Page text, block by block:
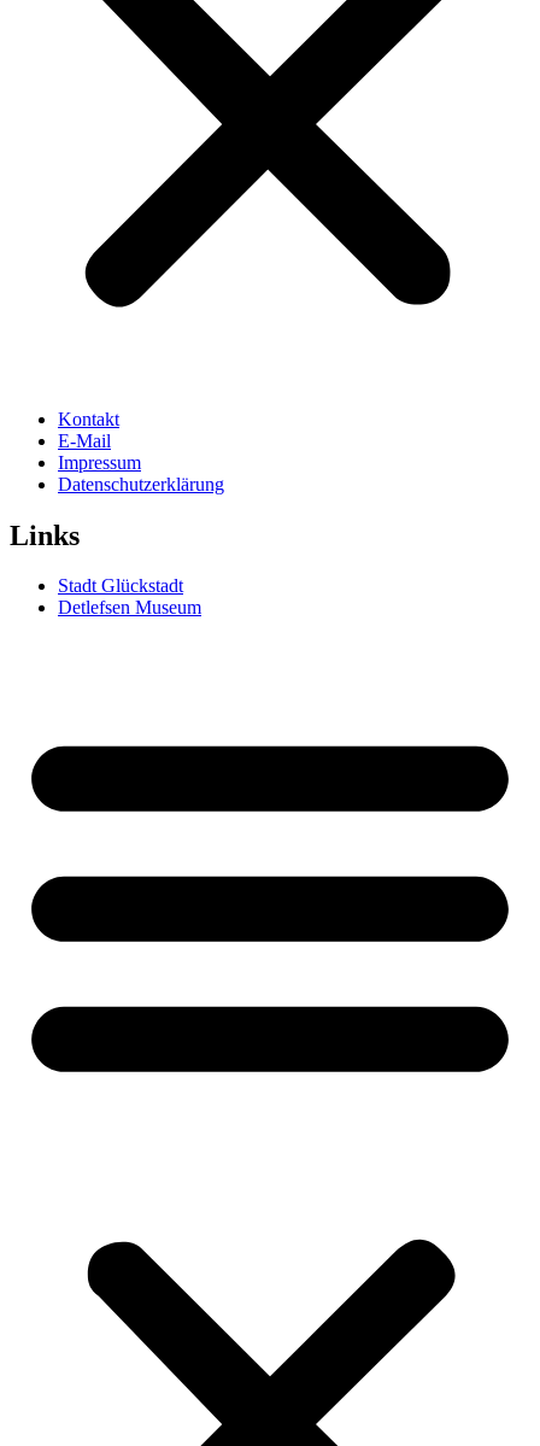
Kontakt
E-Mail
Impressum
Datenschutzerklärung
Links
Stadt Glückstadt
Detlefsen Museum